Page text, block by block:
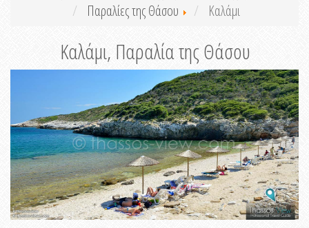
Παραλίες της Θάσου
Καλάμι
Καλάμι, Παραλία της Θάσου